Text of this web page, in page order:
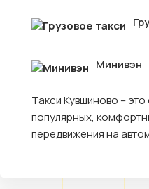
Минивэн
Такси Кувшиново –
популярных,
передвижения на